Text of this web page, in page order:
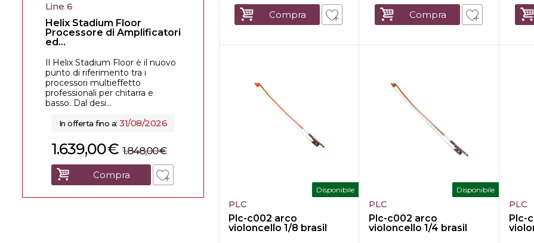
Compra Compra
Disponibile
PLC
Plc-c002 arco
violoncello 1/8 brasil
Disponibile
PLC
Plc-c002 arco
violoncello 1/4 brasil
PLC
Plc-
Line 6
Helix Stadium Floor
Processore di Amplificatori
ed...
Il Helix Stadium Floor è il nuovo
punto di riferimento tra i
processori multieffetto
professionali per chitarra e
basso. Dal desi...
In offerta fino a:31/08/2026
€
1.639,00 €
1.848,00
Compra